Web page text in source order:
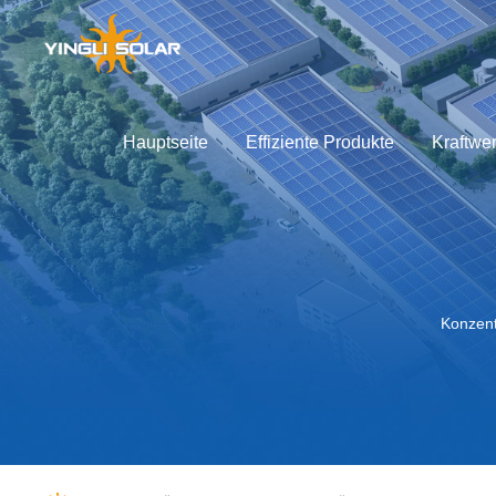
Hauptseite Effiziente Produkte
GLOBAL
Global
APAC
中国
Australia
Japan
Effiziente Produkte
Kraftwerkentwicklung
Lösungen
Technische Innovation
Unterstützung
Unterlagen
Unterlagen
Yingli
Yingli Solar
Geschichte